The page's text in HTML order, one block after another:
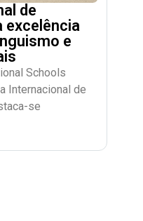
de
excelência
e
Schools
Internacional de
se